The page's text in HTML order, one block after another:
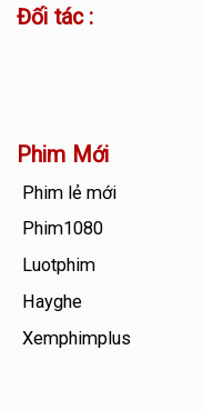
Đối tác :
Phim Mới
Phim lẻ mới
Phim1080
Luotphim
Hayghe
Xemphimplus